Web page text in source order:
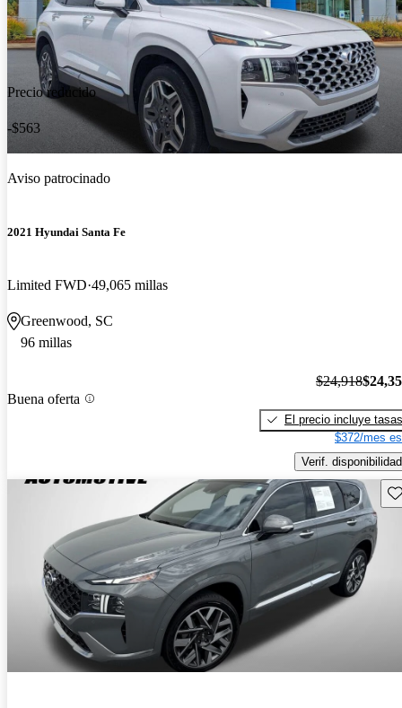
Precio reducido
-$563
Aviso patrocinado
2021 Hyundai Santa Fe
Limited FWD 49,065 millas
Greenwood, SC
96 millas
Buena oferta
$24,918
El precio incluye tasas
$372/mes
Verif. disponibilidad